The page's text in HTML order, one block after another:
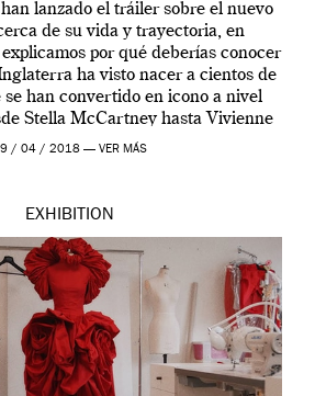
lanzado el tráiler sobre el nuevo
de su vida y trayectoria, en
por qué deberías conocer
ha visto nacer a cientos de
se han convertido en icono a nivel
Stella McCartney hasta Vivienne
pasando […]
/ 04 / 2018 — VER MÁS
EXHIBITION